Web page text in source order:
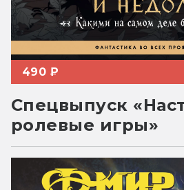
490 ₽
Спецвыпуск
ролевые игры»